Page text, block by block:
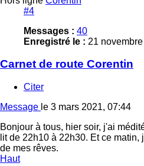
#4
Messages : 40
Enregistré le : 21
Carnet de route Corentin
Citer
Message le 3 mars 2021, 07:44
Bonjour à tous, hier soir, j'ai
lit de 22h10 à 22h30. Et ce
de mes rêves.
Haut